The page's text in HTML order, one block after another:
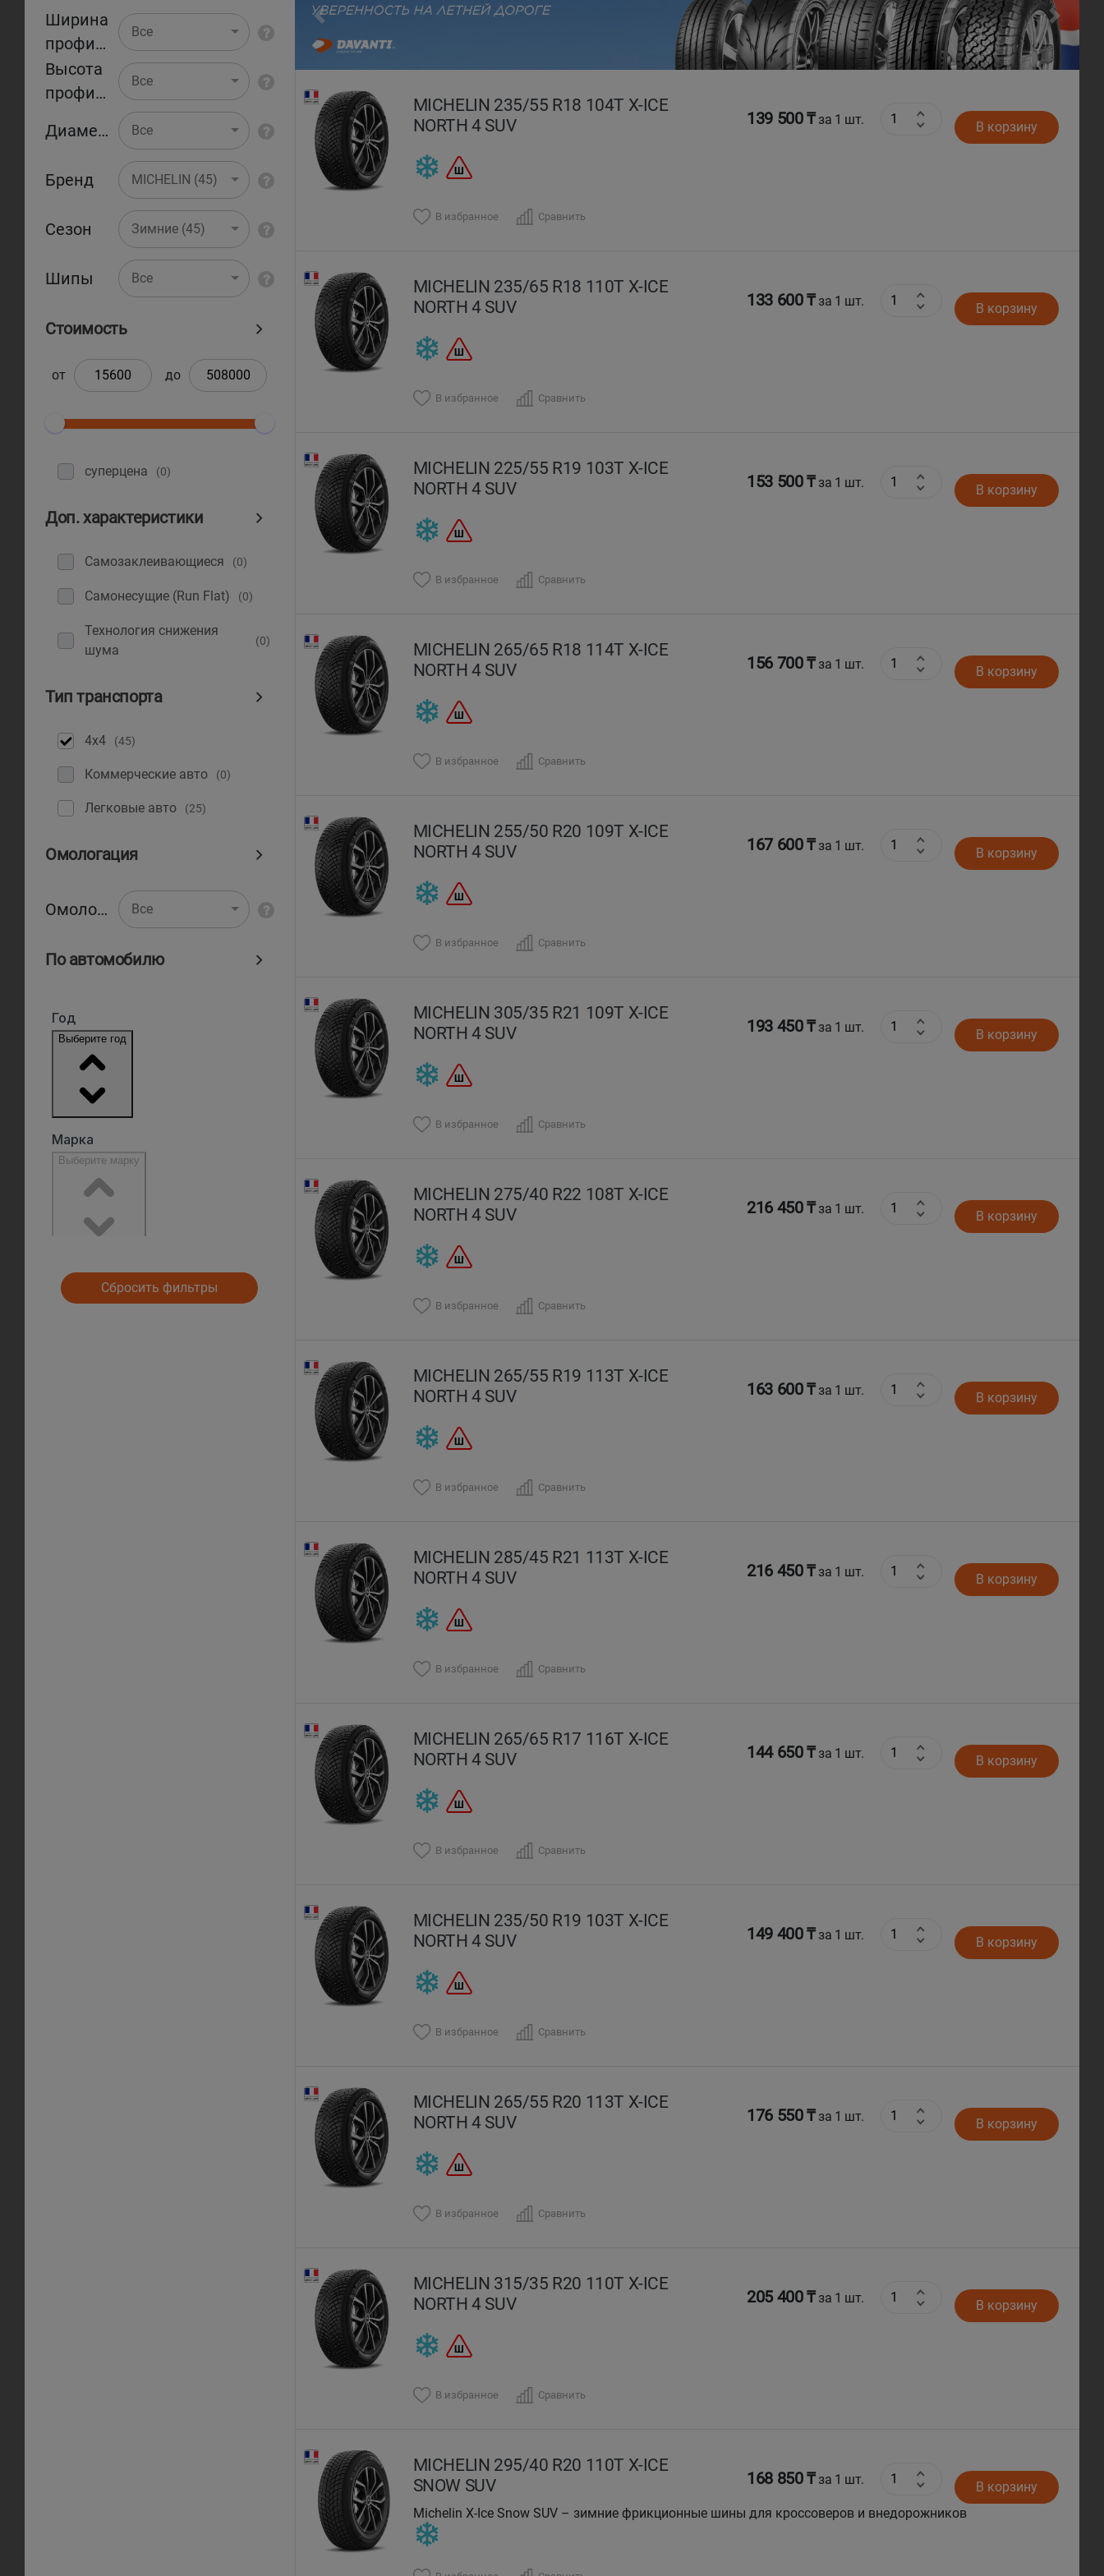
Ширина
профиля
Все
Высота
профиля
Все
Диаметр Все
Бренд MICHELIN (45)
Сезон Зимние (45)
Шипы Все
Стоимость
от до
суперцена (0)
Доп. характеристики
Самозаклеивающиеся (0)
Самонесущие (Run Flat) (0)
Технология снижения
шума
(0)
Тип транспорта
4x4 (45)
Коммерческие авто (0)
Легковые авто (25)
Омологация
Омологация Все
По автомобилю
Сбросить фильтры
Next
MICHELIN 235/55 R18 104T X-ICE
NORTH 4 SUV
139 500 ₸за 1 шт. В корзину
В избранное Сравнить
MICHELIN 235/65 R18 110T X-ICE
NORTH 4 SUV
133 600 ₸за 1 шт. В корзину
В избранное Сравнить
MICHELIN 225/55 R19 103T X-ICE
NORTH 4 SUV
153 500 ₸за 1 шт. В корзину
В избранное Сравнить
MICHELIN 265/65 R18 114T X-ICE
NORTH 4 SUV
156 700 ₸за 1 шт. В корзину
В избранное Сравнить
MICHELIN 255/50 R20 109T X-ICE
NORTH 4 SUV
167 600 ₸за 1 шт. В корзину
В избранное Сравнить
MICHELIN 305/35 R21 109T X-ICE
NORTH 4 SUV
193 450 ₸за 1 шт. В корзину
В избранное Сравнить
MICHELIN 275/40 R22 108T X-ICE
NORTH 4 SUV
216 450 ₸за 1 шт. В корзину
В избранное Сравнить
MICHELIN 265/55 R19 113T X-ICE
NORTH 4 SUV
163 600 ₸за 1 шт. В корзину
В избранное Сравнить
MICHELIN 285/45 R21 113T X-ICE
NORTH 4 SUV
216 450 ₸за 1 шт. В корзину
В избранное Сравнить
MICHELIN 265/65 R17 116T X-ICE
NORTH 4 SUV
144 650 ₸за 1 шт. В корзину
В избранное Сравнить
MICHELIN 235/50 R19 103T X-ICE
NORTH 4 SUV
149 400 ₸за 1 шт. В корзину
В избранное Сравнить
MICHELIN 265/55 R20 113T X-ICE
NORTH 4 SUV
176 550 ₸за 1 шт. В корзину
В избранное Сравнить
MICHELIN 315/35 R20 110T X-ICE
NORTH 4 SUV
205 400 ₸за 1 шт. В корзину
В избранное Сравнить
MICHELIN 295/40 R20 110T X-ICE
SNOW SUV
168 850 ₸за 1 шт.
В корзину
Michelin X-Ice Snow SUV – зимние фрикционные шины для кроссоверов и внедорожников